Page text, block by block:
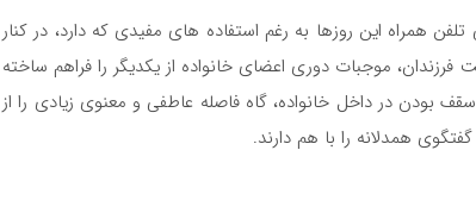
همراه این روزها به رغم استفاده های مفیدی که دارد، در کنار
فرزندان، موجبات دوری اعضای خانواده از یکدیگر را فراهم ساخته
بودن در داخل خانواده، گاه فاصله عاطفی و معنوی زیادی را از
همدلانه را با هم دارند.